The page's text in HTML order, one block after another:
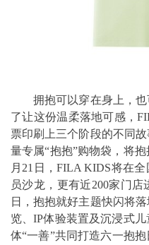
拥抱可以穿在身上，也
了让这份温柔落地可感，
票印刷上三个阶段的不同
量专属“抱抱”购物袋，将
月21日，FILA KIDS将在
员沙龙，更有近200家门店
日，抱抱就好主题快闪将
览、IP体验装置及沉浸式
体“一善”共同打造六一抱